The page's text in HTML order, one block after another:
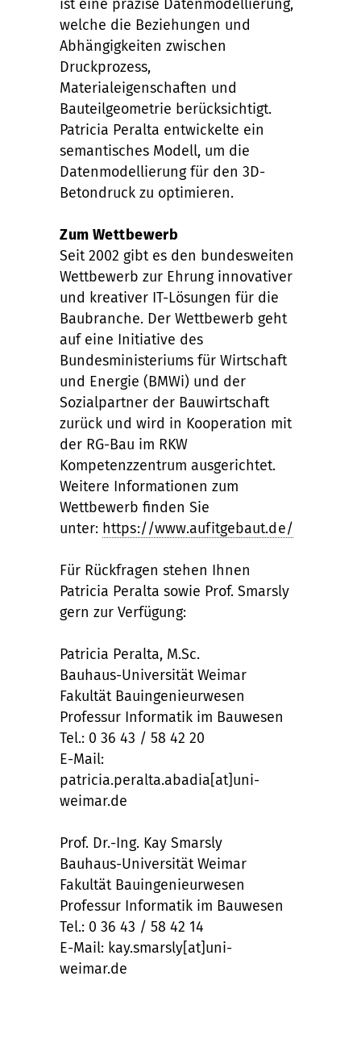
ist eine präzise Datenmodellierung,
welche die Beziehungen und
Abhängigkeiten zwischen
Druckprozess,
Materialeigenschaften und
Bauteilgeometrie berücksichtigt.
Patricia Peralta entwickelte ein
semantisches Modell, um die
Datenmodellierung für den 3D-
Betondruck zu optimieren.
Zum Wettbewerb
Seit 2002 gibt es den bundesweiten
Wettbewerb zur Ehrung innovativer
und kreativer IT-Lösungen für die
Baubranche. Der Wettbewerb geht
auf eine Initiative des
Bundesministeriums für Wirtschaft
und Energie (BMWi) und der
Sozialpartner der Bauwirtschaft
zurück und wird in Kooperation mit
der RG-Bau im RKW
Kompetenzzentrum ausgerichtet.
Weitere Informationen zum
Wettbewerb finden Sie
unter: https://www.aufitgebaut.de/
Für Rückfragen stehen Ihnen
Patricia Peralta sowie Prof. Smarsly
gern zur Verfügung:
Patricia Peralta, M.Sc.
Bauhaus-Universität Weimar
Fakultät Bauingenieurwesen
Professur Informatik im Bauwesen
Tel.: 0 36 43 / 58 42 20
E-Mail:
patricia.peralta.abadia[at]uni-
weimar.de
Prof. Dr.-Ing. Kay Smarsly
Bauhaus-Universität Weimar
Fakultät Bauingenieurwesen
Professur Informatik im Bauwesen
Tel.: 0 36 43 / 58 42 14
E-Mail: kay.smarsly[at]uni-
weimar.de